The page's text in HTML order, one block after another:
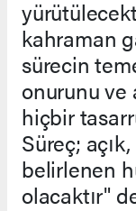
kahraman
sürecin
onurunu ve
hiçbir
Süreç;
belirlenen
olacaktır"